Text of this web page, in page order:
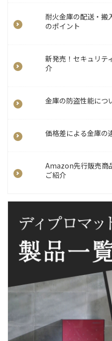
耐火金庫の配送・搬
のポイント
新発売！セキュリテ
介
金庫の防盗性能につ
価格差による金庫の
Amazon先行販売商
ご紹介